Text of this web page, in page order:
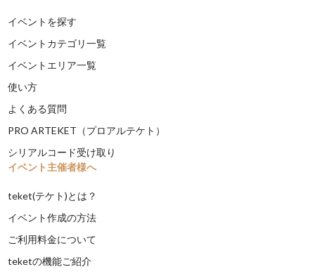
イベントを探す
イベントカテゴリ一覧
イベントエリア一覧
使い方
よくある質問
PRO ARTEKET（プロアルテケト）
シリアルコード受け取り
イベント主催者様へ
teket(テケト)とは？
イベント作成の方法
ご利用料金について
teketの機能ご紹介